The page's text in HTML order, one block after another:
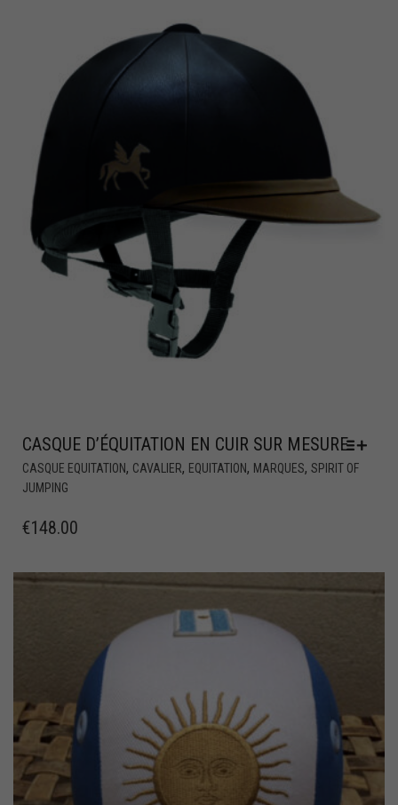
CASQUE D’ÉQUITATION EN CUIR SUR MESURE
CASQUE EQUITATION, CAVALIER, EQUITATION, MARQUES, SPIRIT OF
JUMPING
€148.00